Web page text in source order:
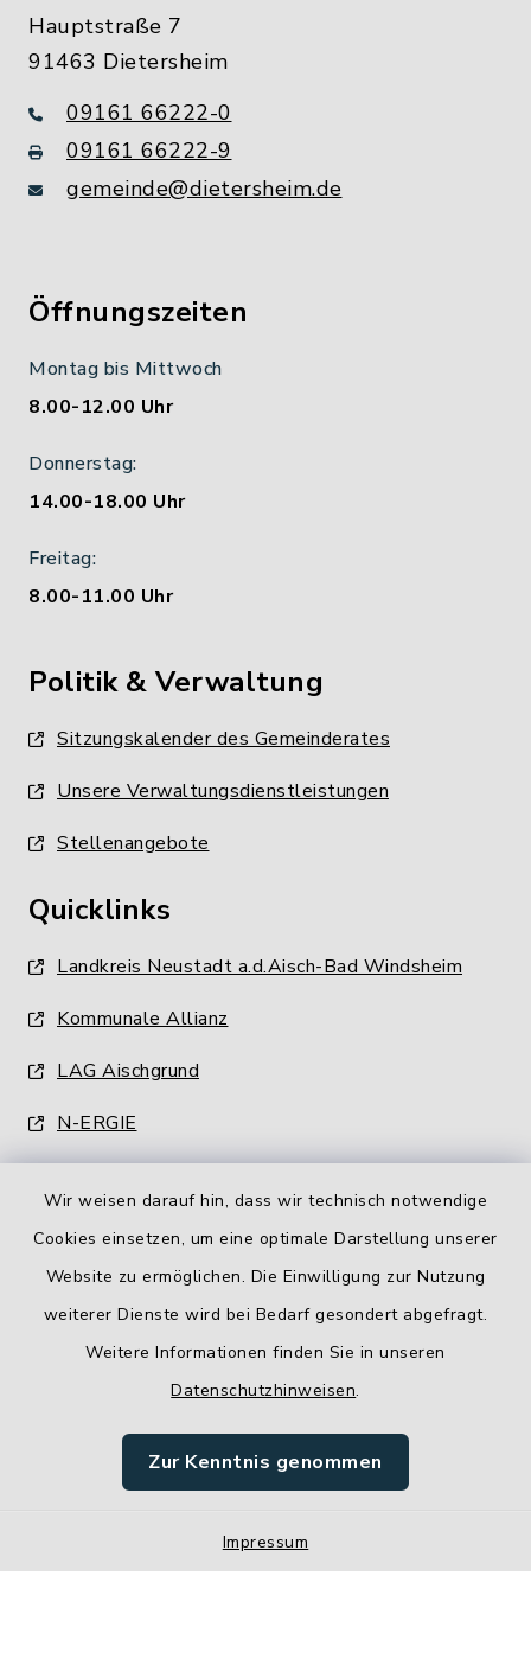
Wir weisen darauf hin, dass wir technisch notwendige
Cookies einsetzen, um eine optimale Darstellung unserer
Website zu ermöglichen. Die Einwilligung zur Nutzung
weiterer Dienste wird bei Bedarf gesondert abgefragt.
Weitere Informationen finden Sie in unseren
Datenschutzhinweisen.
Zur Kenntnis genommen
Impressum
Hauptstraße 7
91463 Dietersheim
09161 66222-0
09161 66222-9
gemeinde@dietersheim.de
Öffnungszeiten
Montag bis Mittwoch
8.00-12.00 Uhr
Donnerstag:
14.00-18.00 Uhr
Freitag:
8.00-11.00 Uhr
Politik & Verwaltung
Sitzungskalender des Gemeinderates
Unsere Verwaltungsdienstleistungen
Stellenangebote
Quicklinks
Landkreis Neustadt a.d.Aisch-Bad Windsheim
Kommunale Allianz
LAG Aischgrund
N-ERGIE
Barrierefreiheit
Impressum
Sitemap